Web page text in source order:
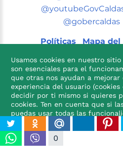
0
@gobercaldas
Políticas Mapa

Usamos cookies en nuestro
son esenciales para el
que otras nos ayudan a
experiencia del usuario (cookies
decidir por ti mismo si quieres
cookies. Ten en cuenta que si
puedas usar todas las